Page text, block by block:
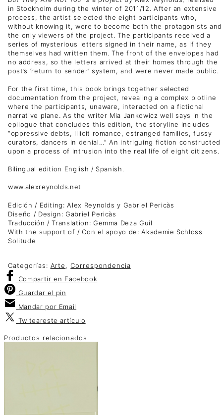
in Stockholm during the winter of 2011/12. After an extensive
process, the artist selected the eight participants who,
without knowing it, were to become both the protagonists and
the only viewers of the project. The participants received a
series of mysterious letters signed in their name, as if they
themselves had written them. The front of the envelopes had
no address, so the letters arrived at their homes through the
post’s ‘return to sender’ system, and were never made public.
For the first time, this book brings together selected
documentation from the project, revealing a complex plotline
where the participants, unaware, interacted on a fictional
narrative plane. As the writer Mia Jankowicz well says in the
epilogue that concludes this edition, the storyline includes
“oppressive debts, illicit romance, estranged families, fussy
curators, dancers in denial…” An intriguing fiction constructed
upon a process of intrusion into the real life of eight citizens.
Bilingual edition English / Spanish.
www.alexreynolds.net
Edición / Editing: Alex Reynolds y Gabriel Pericàs
Diseño / Design: Gabriel Pericàs
Traducción / Translation: Gemma Deza Guil
With the support of / Con el apoyo de: Akademie Schloss
Solitude
Categorías: Arte,Correspondencia
Compartir en Facebook
Guardar el pin
Mandar por Email
Twiteareste artículo
Productos relacionados